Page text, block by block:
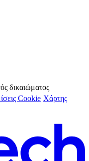
δικαιώματος
Cookie Χάρτης